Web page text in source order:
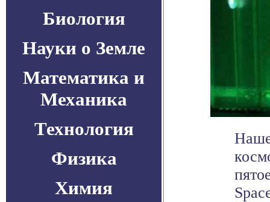
Биология
Науки о Земле
Математика и
Механика
Технология
Физика
Химия
Наше